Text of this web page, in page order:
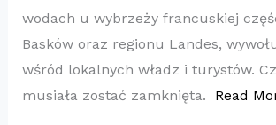
wodach u wybrzeży francuskiej
Basków oraz regionu Landes,
wśród lokalnych władz i turystów.
musiała zostać zamknięta. Read